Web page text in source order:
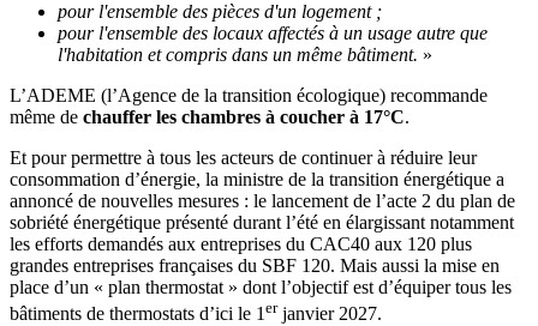
pour l'ensemble des pièces d'un logement ;
pour l'ensemble des locaux affectés à un usage autre que
l'habitation et compris dans un même bâtiment. »
L’ADEME (l’Agence de la transition écologique) recommande
même de chauffer les chambres à coucher à 17°C.
Et pour permettre à tous les acteurs de continuer à réduire leur
consommation d’énergie, la ministre de la transition énergétique a
annoncé de nouvelles mesures : le lancement de l’acte 2 du plan de
sobriété énergétique présenté durant l’été en élargissant notamment
les efforts demandés aux entreprises du CAC40 aux 120 plus
grandes entreprises françaises du SBF 120. Mais aussi la mise en
place d’un « plan thermostat » dont l’objectif est d’équiper tous les
bâtiments de thermostats d’ici le 1erjanvier 2027.